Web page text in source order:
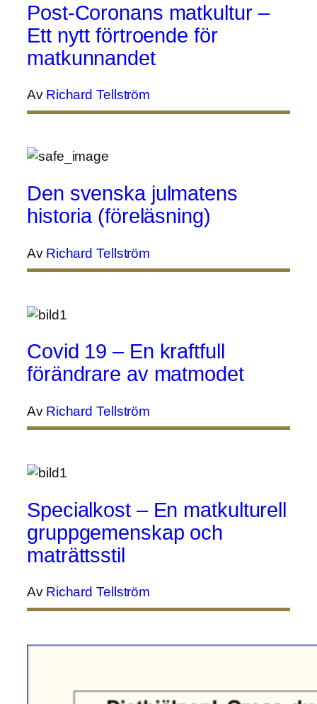
Post-Coronans matkultur –
Ett nytt förtroende för
matkunnandet
Av Richard Tellström
Den svenska julmatens
historia (föreläsning)
Av Richard Tellström
Covid 19 – En kraftfull
förändrare av matmodet
Av Richard Tellström
Specialkost – En matkulturell
gruppgemenskap och
maträttsstil
Av Richard Tellström